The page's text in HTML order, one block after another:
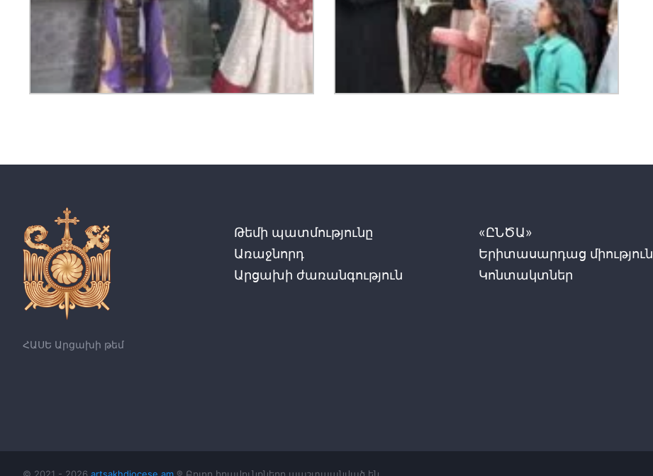
ՀԱՍԵ Արցախի թեմ
Թեմի պատմությունը
Առաջնորդ
Արցախի ժառանգություն
«ԸՆԾԱ»
Երիտասարդաց միություն
Կոնտակտներ